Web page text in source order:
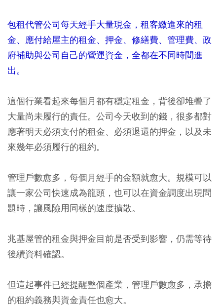
包租代管公司每天經手大量現金，租客繳進來的租
金、應付給屋主的租金、押金、修繕費、管理費、政
府補助與公司自己的營運資金，全都在不同時間進
出。
這個行業看起來每個月都有穩定租金，背後卻堆疊了
大量尚未履行的責任。公司今天收到的錢，很多都對
應著明天必須支付的租金、必須退還的押金，以及未
來幾年必須履行的租約。
管理戶數愈多，每個月經手的金額就愈大。規模可以
讓一家公司快速成為龍頭，也可以在資金調度出現問
題時，讓風險用同樣的速度擴散。
兆基屋管的租金與押金目前是否受到影響，仍需等待
後續資料確認。
但這起事件已經提醒整個產業，管理戶數愈多，承擔
的租約義務與資金責任也愈大。